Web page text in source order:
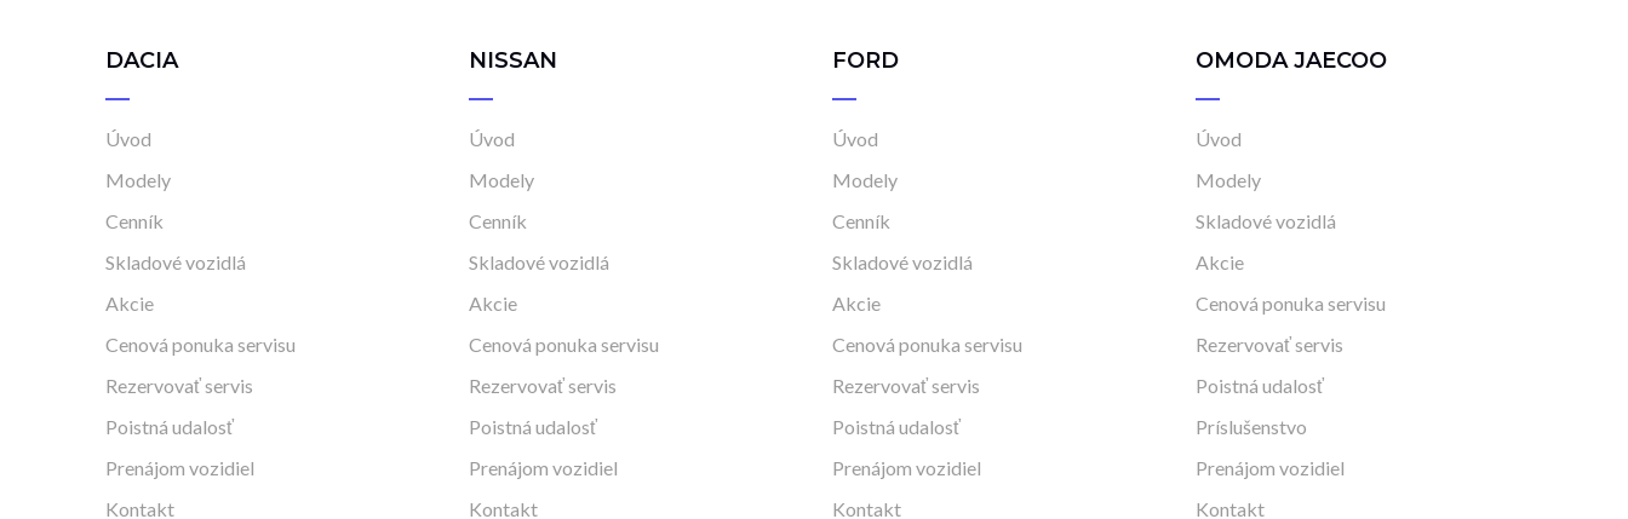
DACIA
Úvod
Modely
Cenník
Skladové vozidlá
Akcie
Cenová ponuka servisu
Rezervovať servis
Poistná udalosť
Prenájom vozidiel
Kontakt
NISSAN
Úvod
Modely
Cenník
Skladové vozidlá
Akcie
Cenová ponuka servisu
Rezervovať servis
Poistná udalosť
Prenájom vozidiel
Kontakt
FORD
Úvod
Modely
Cenník
Skladové vozidlá
Akcie
Cenová ponuka servisu
Rezervovať servis
Poistná udalosť
Prenájom vozidiel
Kontakt
OMODA JAECOO
Úvod
Modely
Skladové vozidlá
Akcie
Cenová ponuka servisu
Rezervovať servis
Poistná udalosť
Príslušenstvo
Prenájom vozidiel
Kontakt